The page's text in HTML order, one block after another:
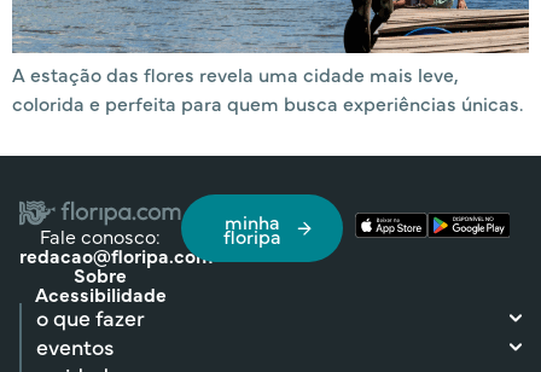
A estação das flores revela uma cidade mais leve,
colorida e perfeita para quem busca experiências únicas.
Fale conosco:
redacao@floripa.com
Sobre
Acessibilidade
minha
floripa
o que fazer
eventos